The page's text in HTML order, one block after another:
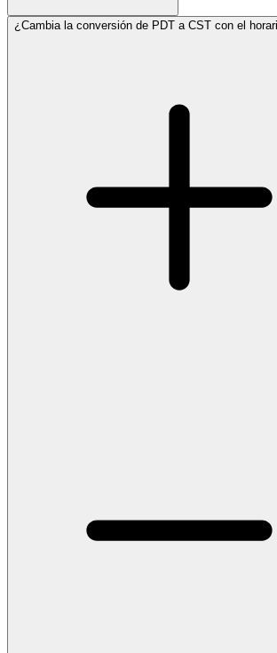
¿Cambia la conversión de PDT a CST con el